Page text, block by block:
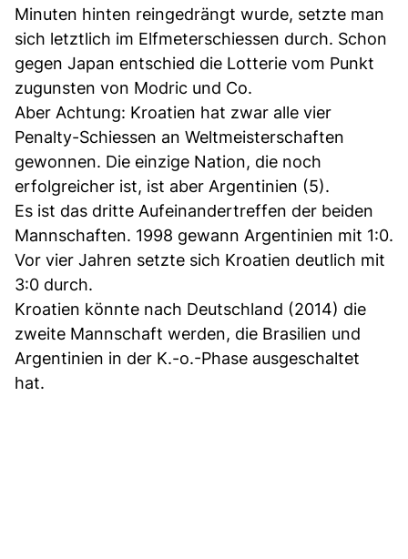
Minuten hinten reingedrängt wurde, setzte man
sich letztlich im Elfmeterschiessen durch. Schon
gegen Japan entschied die Lotterie vom Punkt
zugunsten von Modric und Co.
Aber Achtung: Kroatien hat zwar alle vier
Penalty-Schiessen an Weltmeisterschaften
gewonnen. Die einzige Nation, die noch
erfolgreicher ist, ist aber Argentinien (5).
Es ist das dritte Aufeinandertreffen der beiden
Mannschaften. 1998 gewann Argentinien mit 1:0.
Vor vier Jahren setzte sich Kroatien deutlich mit
3:0 durch.
Kroatien könnte nach Deutschland (2014) die
zweite Mannschaft werden, die Brasilien und
Argentinien in der K.-o.-Phase ausgeschaltet
hat.